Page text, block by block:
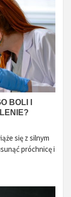
BOLI I
się z silnym
próchnicę i